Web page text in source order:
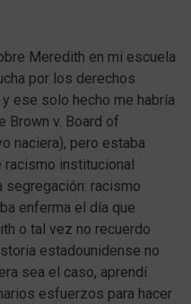
Meredith en mi escuela
por los derechos
ese solo hecho me habría
Brown v. Board of
naciera), pero estaba
institucional
segregación: racismo
enferma el día que
o tal vez no recuerdo
estadounidense no
sea el caso, aprendí
esfuerzos para hacer